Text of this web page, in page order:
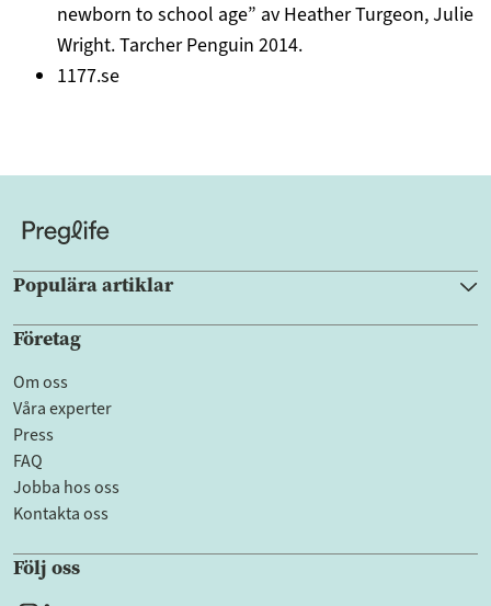
newborn to school age” av Heather Turgeon, Julie
Wright. Tarcher Penguin 2014.
1177.se
Populära artiklar
Företag
Om oss
Våra experter
Press
FAQ
Jobba hos oss
Kontakta oss
Följ oss